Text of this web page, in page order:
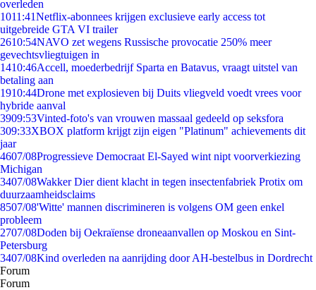
overleden
1011:41Netflix-abonnees krijgen exclusieve early access tot
uitgebreide GTA VI trailer
2610:54NAVO zet wegens Russische provocatie 250% meer
gevechtsvliegtuigen in
1410:46Accell, moederbedrijf Sparta en Batavus, vraagt uitstel van
betaling aan
1910:44Drone met explosieven bij Duits vliegveld voedt vrees voor
hybride aanval
3909:53Vinted-foto's van vrouwen massaal gedeeld op seksfora
309:33XBOX platform krijgt zijn eigen "Platinum" achievements dit
jaar
4607/08Progressieve Democraat El-Sayed wint nipt voorverkiezing
Michigan
3407/08Wakker Dier dient klacht in tegen insectenfabriek Protix om
duurzaamheidsclaims
8507/08'Witte' mannen discrimineren is volgens OM geen enkel
probleem
2707/08Doden bij Oekraïense droneaanvallen op Moskou en Sint-
Petersburg
3407/08Kind overleden na aanrijding door AH-bestelbus in Dordrecht
Forum
Forum